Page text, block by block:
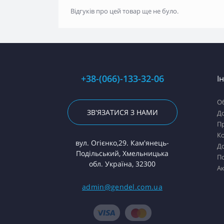
Відгуків про цей товар ще не було.
+38-(066)-133-32-06
ЗВ'ЯЗАТИСЯ З НАМИ
вул. Огієнко,29. Кам'янець-
Подільський, Хмельницька
обл. Україна, 32300
admin@gendel.com.ua